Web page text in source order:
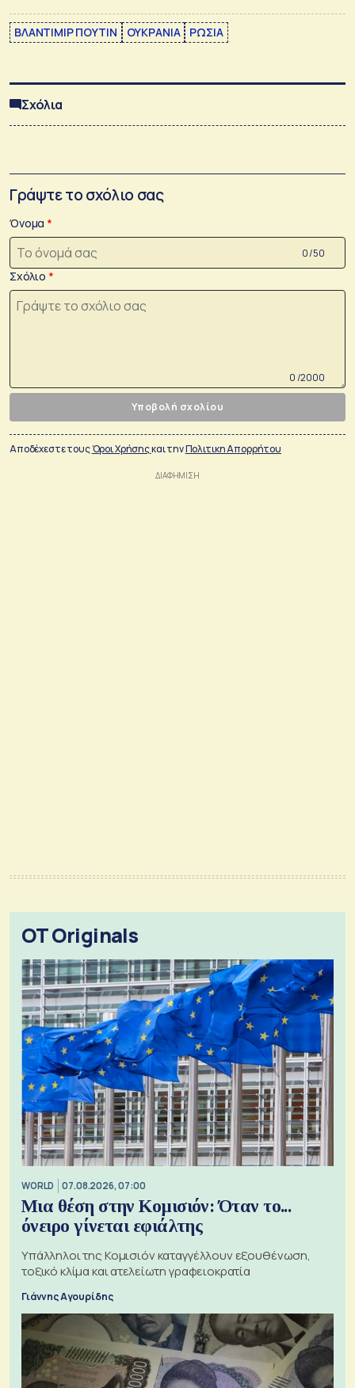
ΒΛΑΝΤΙΜΙΡ ΠΟΥΤΙΝ ΟΥΚΡΑΝΙΑ ΡΩΣΙΑ
Σχόλια
Γράψτε το σχόλιο σας
Όνομα
0 /50
Σχόλιο
0 /2000
Υποβολή σχολίου
Αποδέχεστε τουςΌροι Χρήσηςκαι τηνΠολιτικη Απορρήτου
OT Originals
WORLD 07.08.2026, 07:00
Μια θέση στην Κομισιόν: Όταν το...
όνειρο γίνεται εφιάλτης
Υπάλληλοι της Κομισιόν καταγγέλλουν εξουθένωση,
τοξικό κλίμα και ατελείωτη γραφειοκρατία
Γιάννης Αγουρίδης